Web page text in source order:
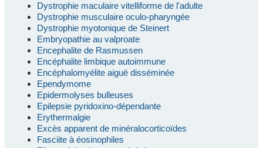
Dystrophie maculaire vitelliforme de l'adulte
Dystrophie musculaire oculo-pharyngée
Dystrophie myotonique de Steinert
Embryopathie au valproate
Encephalite de Rasmussen
Encéphalite limbique autoimmune
Encéphalomyélite aiguë disséminée
Ependymome
Epidermolyses bulleuses
Epilepsie pyridoxino-dépendante
Erythermalgie
Excès apparent de minéralocorticoïdes
Fasciite à éosinophiles